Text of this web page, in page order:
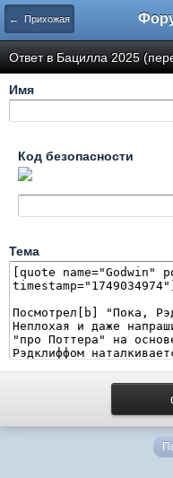
← Прихожая
Ответ в Бацилла 2025
Имя
Код безопасности
Тема